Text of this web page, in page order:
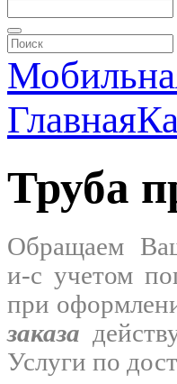
Главная
Труба
Обращаем
и-с учетом
при
заказа
Услуги по